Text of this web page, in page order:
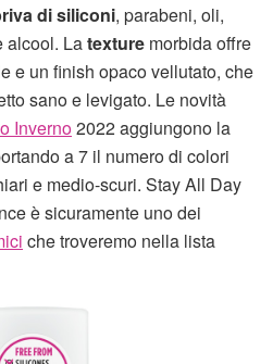
di siliconi, parabeni, oli,
alcool. Latexture morbida offre
e un finish opaco vellutato, che
sano e levigato. Le novità
Inverno2022 aggiungono la
a 7 il numero di colori
e medio-scuri. Stay All Day
è sicuramente uno dei
che troveremo nella lista